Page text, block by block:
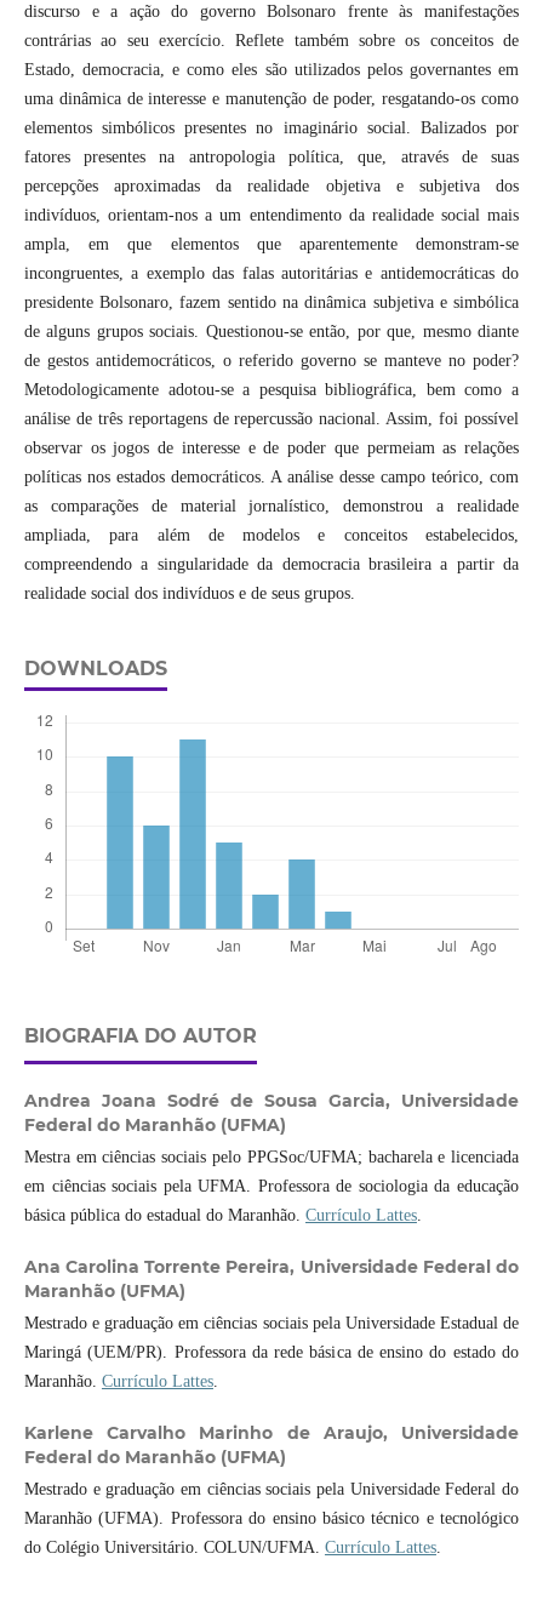
discurso e a ação do governo Bolsonaro frente às manifestações
contrárias ao seu exercício. Reflete também sobre os conceitos de
Estado, democracia, e como eles são utilizados pelos governantes em
uma dinâmica de interesse e manutenção de poder, resgatando-os como
elementos simbólicos presentes no imaginário social. Balizados por
fatores presentes na antropologia política, que, através de suas
percepções aproximadas da realidade objetiva e subjetiva dos
indivíduos, orientam-nos a um entendimento da realidade social mais
ampla, em que elementos que aparentemente demonstram-se
incongruentes, a exemplo das falas autoritárias e antidemocráticas do
presidente Bolsonaro, fazem sentido na dinâmica subjetiva e simbólica
de alguns grupos sociais. Questionou-se então, por que, mesmo diante
de gestos antidemocráticos, o referido governo se manteve no poder?
Metodologicamente adotou-se a pesquisa bibliográfica, bem como a
análise de três reportagens de repercussão nacional. Assim, foi possível
observar os jogos de interesse e de poder que permeiam as relações
políticas nos estados democráticos. A análise desse campo teórico, com
as comparações de material jornalístico, demonstrou a realidade
ampliada, para além de modelos e conceitos estabelecidos,
compreendendo a singularidade da democracia brasileira a partir da
realidade social dos indivíduos e de seus grupos.
DOWNLOADS
BIOGRAFIA DO AUTOR
Andrea Joana Sodré de Sousa Garcia, Universidade
Federal do Maranhão (UFMA)
Mestra em ciências sociais pelo PPGSoc/UFMA; bacharela e licenciada
em ciências sociais pela UFMA. Professora de sociologia da educação
básica pública do estadual do Maranhão. Currículo Lattes.
Ana Carolina Torrente Pereira, Universidade Federal do
Maranhão (UFMA)
Mestrado e graduação em ciências sociais pela Universidade Estadual de
Maringá (UEM/PR). Professora da rede básica de ensino do estado do
Maranhão. Currículo Lattes.
Karlene Carvalho Marinho de Araujo, Universidade
Federal do Maranhão (UFMA)
Mestrado e graduação em ciências sociais pela Universidade Federal do
Maranhão (UFMA). Professora do ensino básico técnico e tecnológico
do Colégio Universitário. COLUN/UFMA. Currículo Lattes.